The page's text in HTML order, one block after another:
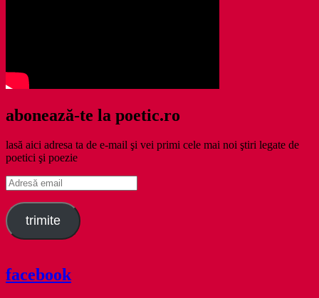
abonează-te la poetic.ro
lasă aici adresa ta de e-mail şi vei primi cele mai noi ştiri legate de
poetici şi poezie
Adresă
email
trimite
facebook